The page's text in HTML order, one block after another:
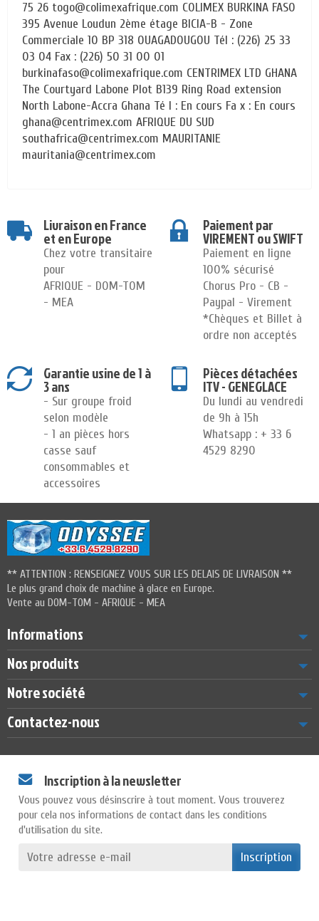
75 26 togo@colimexafrique.com COLIMEX BURKINA FASO
395 Avenue Loudun 2ème étage BICIA-B - Zone
Commerciale 10 BP 318 OUAGADOUGOU Tél : (226) 25 33
03 04 Fax : (226) 50 31 00 01
burkinafaso@colimexafrique.com CENTRIMEX LTD GHANA
The Courtyard Labone Plot B139 Ring Road extension
North Labone-Accra Ghana Té l : En cours Fa x : En cours
ghana@centrimex.com AFRIQUE DU SUD
southafrica@centrimex.com MAURITANIE
mauritania@centrimex.com
Livraison en France
et en Europe
Chez votre transitaire
pour
AFRIQUE - DOM-TOM
- MEA
Paiement par
VIREMENT ou SWIFT
Paiement en ligne
100% sécurisé
Chorus Pro - CB -
Paypal - Virement
*Chèques et Billet à
ordre non acceptés
Garantie usine de 1 à
3 ans
- Sur groupe froid
selon modèle
- 1 an pièces hors
casse sauf
consommables et
accessoires
Pièces détachées
ITV - GENEGLACE
Du lundi au vendredi
de 9h à 15h
Whatsapp : + 33 6
4529 8290
** ATTENTION : RENSEIGNEZ VOUS SUR LES DELAIS DE LIVRAISON **
Le plus grand choix de machine à glace en Europe.
Vente au DOM-TOM - AFRIQUE - MEA
Informations
Nos produits
Notre société
Contactez-nous
Inscription à la newsletter
Vous pouvez vous désinscrire à tout moment. Vous trouverez
pour cela nos informations de contact dans les conditions
d'utilisation du site.
Inscription